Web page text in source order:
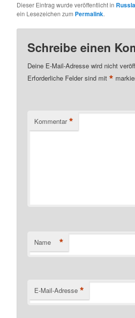
Dieser Eintrag wurde veröffentlicht in
ein Lesezeichen zum Permalink.
Schreibe einen
Deine E-Mail-Adresse wird nicht
Erforderliche Felder sind mit*
Kommentar *
Name *
E-Mail-Adresse *